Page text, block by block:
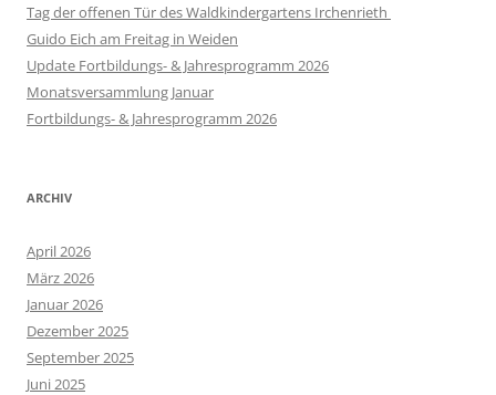
Tag der offenen Tür des Waldkindergartens Irchenrieth
Guido Eich am Freitag in Weiden
Update Fortbildungs- & Jahresprogramm 2026
Monatsversammlung Januar
Fortbildungs- & Jahresprogramm 2026
ARCHIV
April 2026
März 2026
Januar 2026
Dezember 2025
September 2025
Juni 2025